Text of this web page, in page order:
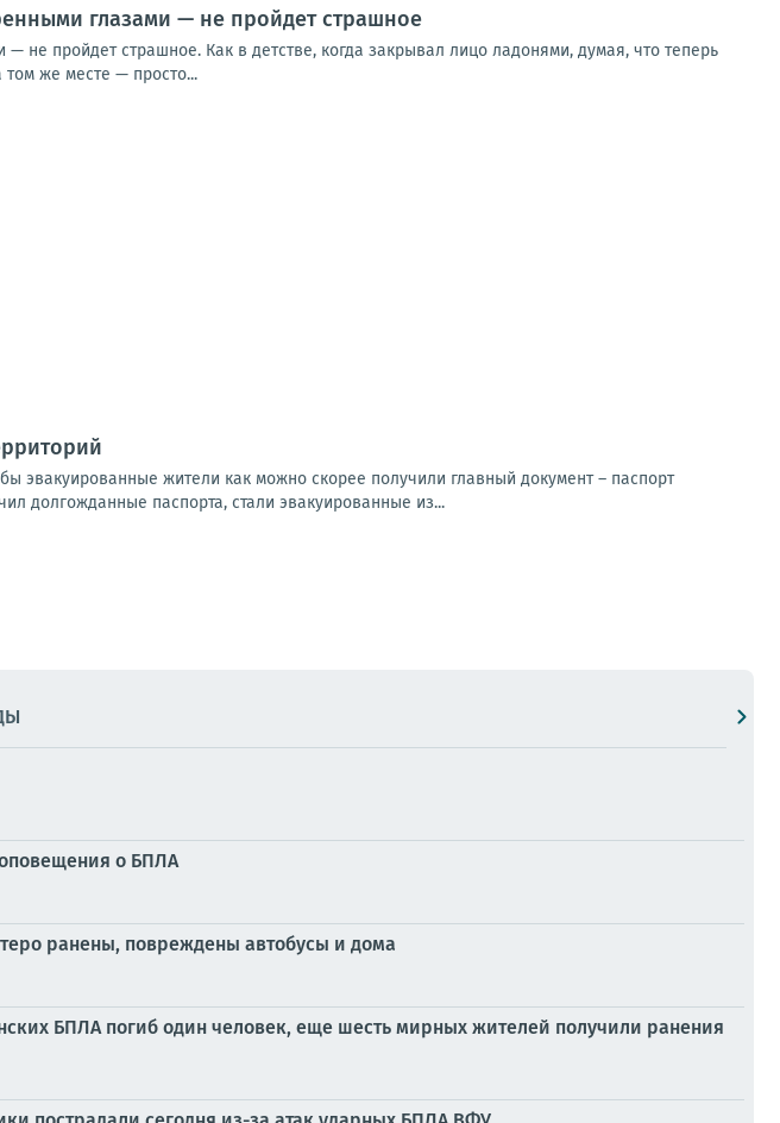
глазами — не пройдет страшное
не пройдет страшное. Как в детстве, когда закрывал лицо ладонями, думая, что теперь
том же месте — просто...
эвакуированные жители как можно скорее получили главный документ – паспорт
долгожданные паспорта, стали эвакуированные из...
о БПЛА
ранены, повреждены автобусы и дома
БПЛА погиб один человек, еще шесть мирных жителей получили ранения